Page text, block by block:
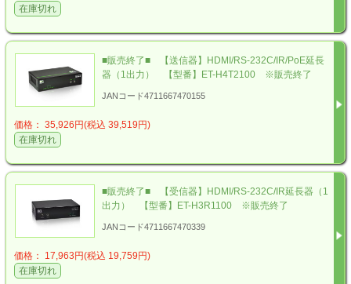
在庫切れ
■販売終了■ 【送信器】HDMI/RS-232C/IR/PoE延長
器（1出力） 【型番】ET-H4T2100 ※販売終了
JANコード4711667470155
価格： 35,926円(税込 39,519円)
在庫切れ
■販売終了■ 【受信器】HDMI/RS-232C/IR延長器（1
出力） 【型番】ET-H3R1100 ※販売終了
JANコード4711667470339
価格： 17,963円(税込 19,759円)
在庫切れ